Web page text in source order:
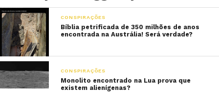
CONSPIRAÇÕES
Bíblia petrificada de 350 milhões de anos
encontrada na Austrália! Será verdade?
CONSPIRAÇÕES
Monolito encontrado na Lua prova que
existem alienígenas?